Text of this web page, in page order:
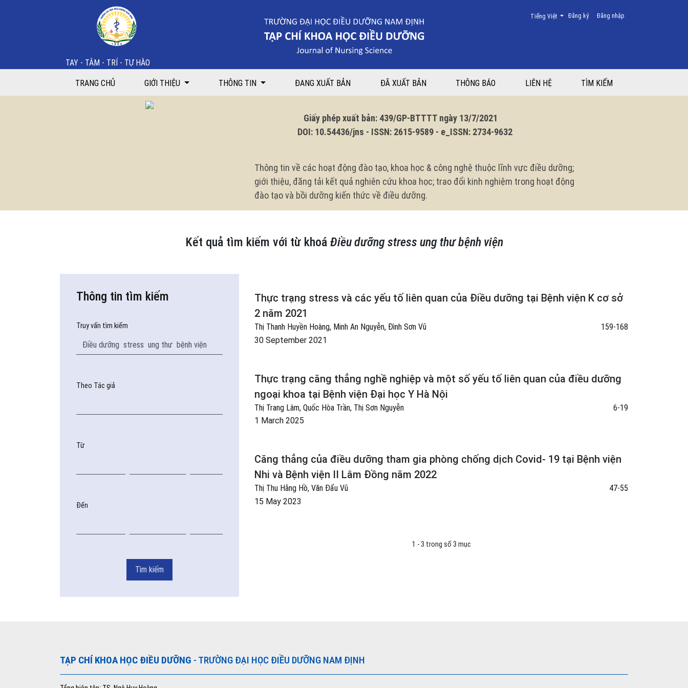
TAY - TÂM - TRÍ - TỰ HÀO
Đăng ký Đăng nhập
Thay đổi ngôn ngữ. Ngôn ngữ hiện tại là:
Tiếng Việt
TRANG CHỦ GIỚI THIỆU THÔNG TIN ĐANG XUẤT BẢN ĐÃ XUẤT BẢN THÔNG BÁO LIÊN HỆ TÌM KIẾM
Giấy phép xuất bản: 439/GP-BTTTT ngày 13/7/2021
DOI: 10.54436/jns - ISSN: 2615-9589 - e_ISSN: 2734-9632
Thông tin về các hoạt động đào tạo, khoa học & công nghệ thuộc lĩnh vực điều dưỡng;
giới thiệu, đăng tải kết quả nghiên cứu khoa học; trao đổi kinh nghiệm trong hoạt động
đào tạo và bồi dưỡng kiến thức về điều dưỡng.
Kết quả tìm kiếm với từ khoá Điều dưỡng stress ung thư bệnh viện
Thực trạng stress và các yếu tố liên quan của Điều dưỡng tại Bệnh viện K cơ sở
2 năm 2021
Thị Thanh Huyền Hoàng, Minh An Nguyễn, Đình Sơn Vũ
159-168
30 September 2021
Thực trạng căng thẳng nghề nghiệp và một số yếu tố liên quan của điều dưỡng
ngoại khoa tại Bệnh viện Đại học Y Hà Nội
Thị Trang Lâm, Quốc Hòa Trần, Thị Sơn Nguyễn
6-19
1 March 2025
Căng thẳng của điều dưỡng tham gia phòng chống dịch Covid- 19 tại Bệnh viện
Nhi và Bệnh viện II Lâm Đồng năm 2022
Thị Thu Hằng Hồ, Văn Đẩu Vũ
47-55
15 May 2023
1 - 3 trong số 3 mục
Thông tin tìm kiếm
Truy vấn tìm kiếm
Theo Tác giả
Từ
Đến
Tìm kiếm
TẠP CHÍ KHOA HỌC ĐIỀU DƯỠNG - TRƯỜNG ĐẠI HỌC ĐIỀU DƯỠNG NAM ĐỊNH